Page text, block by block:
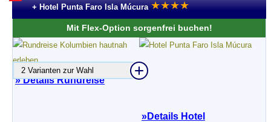
+ Hotel Punta Faro Isla Múcura ★★★★
Mit Flex-Option sorgenfrei buchen!
» Details Rundreise
2 Varianten zur Wahl
»Details Hotel